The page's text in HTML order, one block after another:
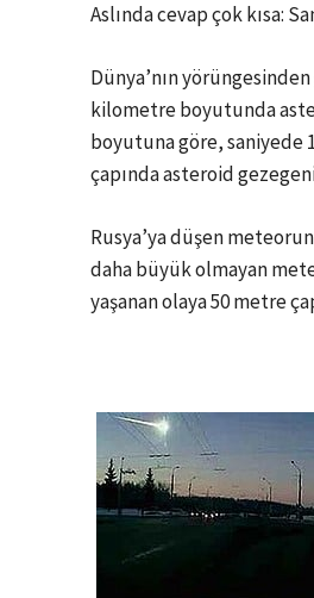
Aslında cevap çok kısa:
Dünya’nın
kilometre boyutunda
boyutuna göre, saniyede
çapında asteroid
Rusya’ya düşen
daha büyük olmayan
yaşanan olaya 50 metre